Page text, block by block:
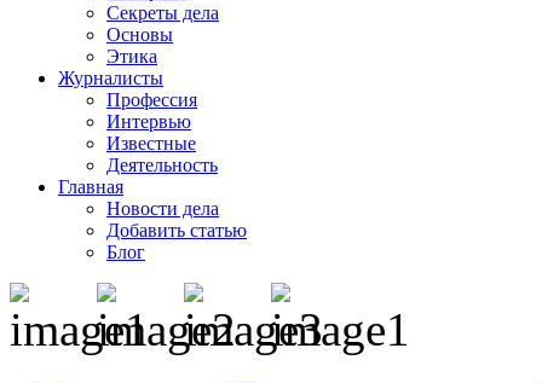
Секреты дела
Основы
Этика
Журналисты
Профессия
Интервью
Известные
Деятельность
Главная
Новости дела
Добавить статью
Блог